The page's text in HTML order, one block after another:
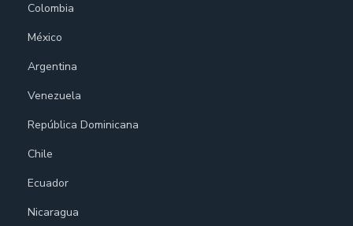
Colombia
México
Argentina
Venezuela
República Dominicana
Chile
Ecuador
Nicaragua